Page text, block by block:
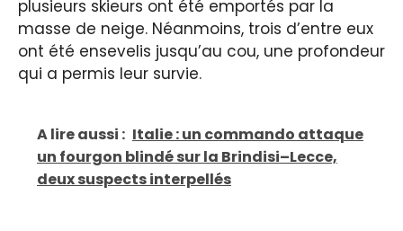
plusieurs skieurs ont été emportés par la
masse de neige. Néanmoins, trois d’entre eux
ont été ensevelis jusqu’au cou, une profondeur
qui a permis leur survie.
A lire aussi : Italie : un commando attaque
un fourgon blindé sur la Brindisi–Lecce,
deux suspects interpellés